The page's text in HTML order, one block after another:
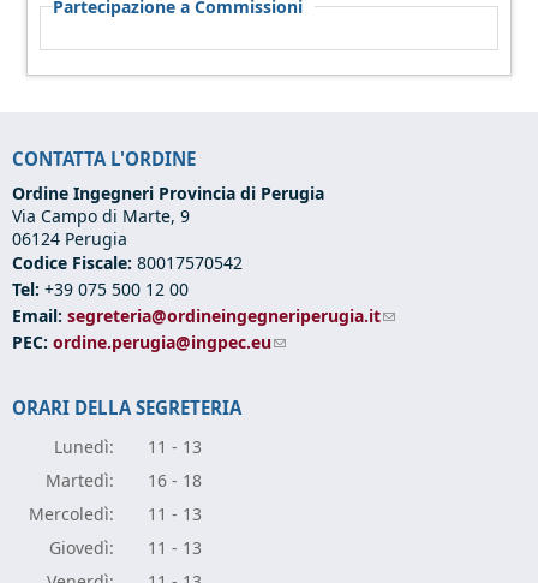
Partecipazione a Commissioni
CONTATTA L'ORDINE
Ordine Ingegneri Provincia di Perugia
Via Campo di Marte, 9
06124 Perugia
Codice Fiscale: 80017570542
Tel: +39 075 500 12 00
Email: segreteria@ordineingegneriperugia.it(link sends e-mail)
PEC: ordine.perugia@ingpec.eu(link sends e-mail)
ORARI DELLA SEGRETERIA
Lunedì:
11 - 13
Martedì:
16 - 18
Mercoledì:
11 - 13
Giovedì:
11 - 13